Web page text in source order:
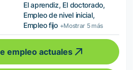
El aprendiz, El doctorado,
Empleo de nivel inicial,
Empleo fijo +Mostrar 5 más
empleo actuales